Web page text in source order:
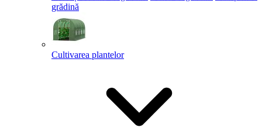
grădină
Cultivarea plantelor